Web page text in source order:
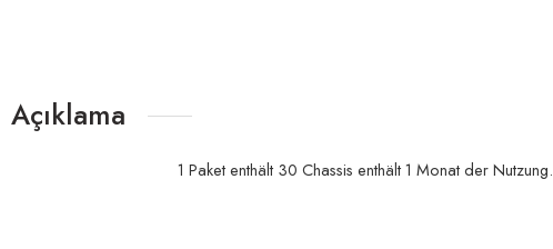
Açıklama
1 Paket enthält 30 Chassis enthält 1 Monat der Nutzung.